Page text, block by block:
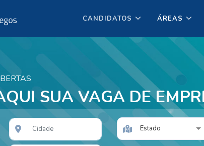
CANDIDATOS ÁREAS
SUA VAGA DE
Estado